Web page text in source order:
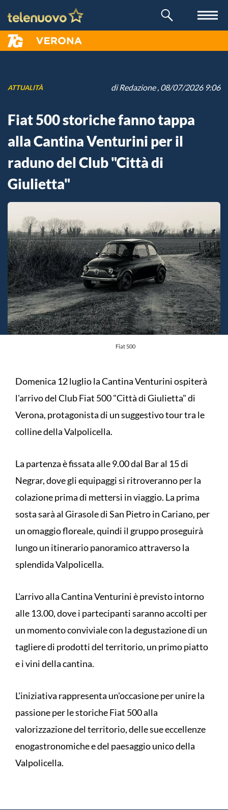
ATTUALITÀ diRedazione, 08/07/2026 9:06
Fiat 500 storiche fanno tappa
alla Cantina Venturini per il
raduno del Club "Città di
Giulietta"
Fiat 500
Domenica 12 luglio la Cantina Venturini ospiterà
l'arrivo del Club Fiat 500 "Città di Giulietta" di
Verona, protagonista di un suggestivo tour tra le
colline della Valpolicella.
La partenza è fissata alle 9.00 dal Bar al 15 di
Negrar, dove gli equipaggi si ritroveranno per la
colazione prima di mettersi in viaggio. La prima
sosta sarà al Girasole di San Pietro in Cariano, per
un omaggio floreale, quindi il gruppo proseguirà
lungo un itinerario panoramico attraverso la
splendida Valpolicella.
L'arrivo alla Cantina Venturini è previsto intorno
alle 13.00, dove i partecipanti saranno accolti per
un momento conviviale con la degustazione di un
tagliere di prodotti del territorio, un primo piatto
e i vini della cantina.
L'iniziativa rappresenta un'occasione per unire la
passione per le storiche Fiat 500 alla
valorizzazione del territorio, delle sue eccellenze
enogastronomiche e del paesaggio unico della
Valpolicella.